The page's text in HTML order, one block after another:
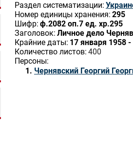
Раздел систематизации:
Номер единицы хранения: 295
Шифр: ф.2082 оп.7 ед. хр.295
Заголовок: Личное дело
Крайние даты: 17 января 1958
Количество листов: 400
Персоны:
Чернявский Георгий